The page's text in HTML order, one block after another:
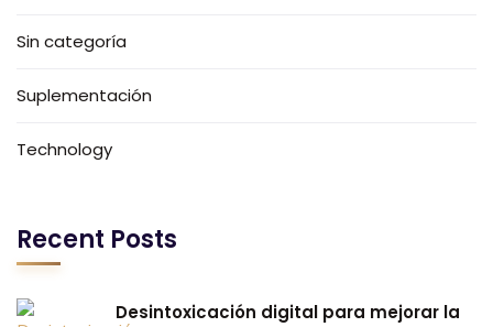
Sin categoría
Suplementación
Technology
Recent Posts
Desintoxicación digital para mejorar la